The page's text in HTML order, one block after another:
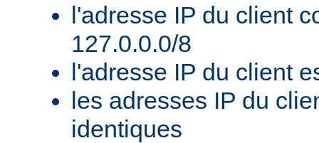
l'adresse IP du client
127.0.0.0/8
l'adresse IP du client
les adresses IP du
identiques